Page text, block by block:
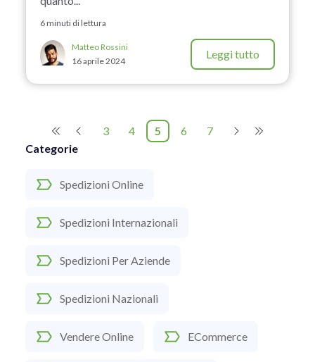
Categorie
Spedizioni Online
Spedizioni Internazionali
Spedizioni Per Aziende
Spedizioni Nazionali
Vendere Online ECommerce
6 minuti di lettura
Matteo Rossini
16 aprile 2024
Leggi tutto
3 4 5 6 7